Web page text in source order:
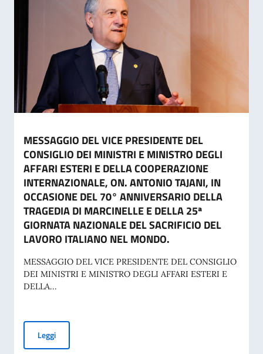
MESSAGGIO DEL VICE PRESIDENTE DEL
CONSIGLIO DEI MINISTRI E MINISTRO DEGLI
AFFARI ESTERI E DELLA COOPERAZIONE
INTERNAZIONALE, ON. ANTONIO TAJANI, IN
OCCASIONE DEL 70° ANNIVERSARIO DELLA
TRAGEDIA DI MARCINELLE E DELLA 25ª
GIORNATA NAZIONALE DEL SACRIFICIO DEL
LAVORO ITALIANO NEL MONDO.
MESSAGGIO DEL VICE PRESIDENTE DEL CONSIGLIO
DEI MINISTRI E MINISTRO DEGLI AFFARI ESTERI E
DELLA...
LeggiMESSAGGIO DEL VICE PRESIDENTE DEL CONSIGLIO DEI